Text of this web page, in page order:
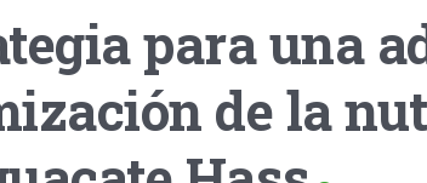
para una
de la